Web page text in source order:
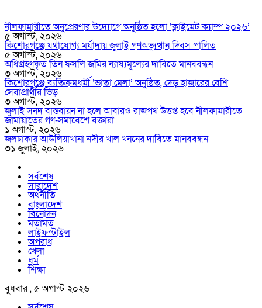
নীলফামারীতে অনুপ্রেরণার উদ্যোগে অনুষ্ঠিত হলো ‘ক্লাইমেট ক্যাম্প ২০২৬’
৫ অগাস্ট, ২০২৬
কিশোরগঞ্জে যথাযোগ্য মর্যাদায় জুলাই গণঅভ্যুত্থান দিবস পালিত
৫ অগাস্ট, ২০২৬
অধিগ্রহণকৃত তিন ফসলি জমির ন্যায্যমূল্যের দাবিতে মানববন্ধন
৩ অগাস্ট, ২০২৬
কিশোরগঞ্জে ব্যতিক্রমধর্মী ‘ভাতা মেলা’ অনুষ্ঠিত, দেড় হাজারের বেশি
সেবাপ্রার্থীর ভিড়
৩ অগাস্ট, ২০২৬
জুলাই সনদ বাস্তবায়ন না হলে আবারও রাজপথ উত্তপ্ত হবে নীলফামারীতে
জামায়াতের গণ-সমাবেশে বক্তারা
১ অগাস্ট, ২০২৬
জলঢাকায় আউলিয়াখানা নদীর খাল খননের দাবিতে মানববন্ধন
৩১ জুলাই, ২০২৬
সর্বশেষ
সারাদেশ
অর্থনীতি
বাংলাদেশ
বিনোদন
মতামত
লাইফস্টাইল
অপরাধ
খেলা
ধর্ম
শিক্ষা
বুধবার , ৫ অগাস্ট ২০২৬